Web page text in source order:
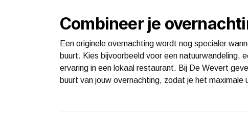
Combineer je
Een originele overnachting wordt nog specialer
buurt. Kies bijvoorbeeld voor een natuurwandeling,
ervaring in een lokaal restaurant. Bij De Wevert
buurt van jouw overnachting, zodat je het maximale